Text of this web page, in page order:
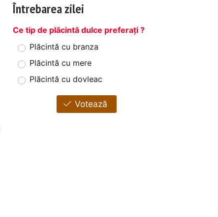
Întrebarea zilei
Ce tip de plăcintă dulce preferați ?
Plăcintă cu branza
Plăcintă cu mere
Plăcintă cu dovleac
Votează